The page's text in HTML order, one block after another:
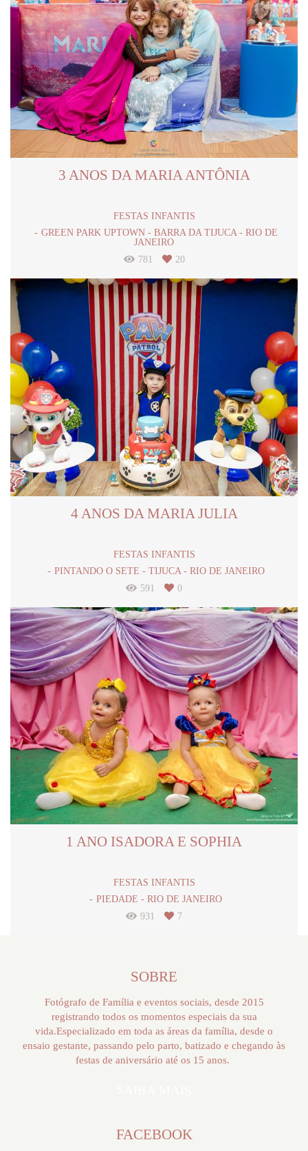
3 ANOS DA MARIA ANTÔNIA
FESTAS INFANTIS
GREEN PARK UPTOWN - BARRA DA TIJUCA - RIO DE
JANEIRO
781
20
4 ANOS DA MARIA JULIA
FESTAS INFANTIS
PINTANDO O SETE - TIJUCA - RIO DE JANEIRO
591
0
1 ANO ISADORA E SOPHIA
FESTAS INFANTIS
PIEDADE - RIO DE JANEIRO
931
7
SOBRE
Fotógrafo de Família e eventos sociais, desde 2015
registrando todos os momentos especiais da sua
vida.Especializado em toda as áreas da família, desde o
ensaio gestante, passando pelo parto, batizado e chegando às
festas de aniversário até os 15 anos.
FACEBOOK